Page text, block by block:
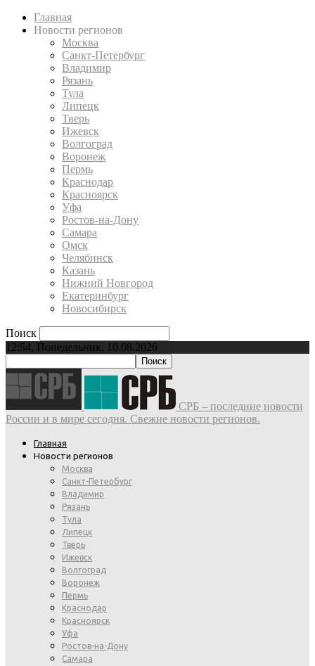
Главная
Новости регионов
Москва
Санкт-Петербург
Владимир
Рязань
Тула
Липецк
Тверь
Ижевск
Волгоград
Воронеж
Пермь
Краснодар
Красноярск
Уфа
Ростов-на-Дону
Самара
Омск
Челябинск
Казань
Нижний Новгород
Екатеринбург
Новосибирск
Поиск
12:54, Понедельник, 10.08.2026
СРБ – последние новости
России и в мире сегодня. Свежие новости регионов.
Главная
Новости регионов
Москва
Санкт-Петербург
Владимир
Рязань
Тула
Липецк
Тверь
Ижевск
Волгоград
Воронеж
Пермь
Краснодар
Красноярск
Уфа
Ростов-на-Дону
Самара